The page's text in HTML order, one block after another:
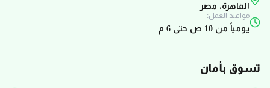
القاهرة، مصر
مواعيد العمل:
يومياً من 10 ص حتى 6 م
تسوق بأمان